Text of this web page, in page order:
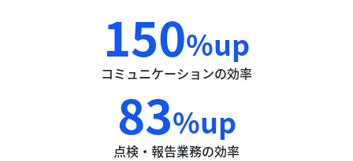
150%up
コミュニケーションの効率
83%up
点検・報告業務の効率